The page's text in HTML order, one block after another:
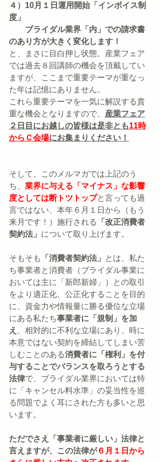
４）10月１日運用開始「インボイス制
度」
ブライダル業界「内」での請求書
のあり方が大きく変化します！
と、まさに目白押し状態。産業フェア
では過去８回講師の機会を頂戴してい
ますが、ここまで重要テーマが重なっ
た年は記憶にありません。
これら重要テーマを一気に解説する貴
重な機会となりますので、 産業フェア
２日目にお越しの皆様は是非とも11時
からＣ会場にお集まりください！
そして、このメルマガでは上記のう
ち、 業界に与える「マイナス」な影響
度としては断トツトップと言っても過
言ではない、本年６月１日から（もう
来月です！）施行される
「改正消費者
契約法」 について取り上げます。
そもそも 「消費者契約法」
とは、私た
ち事業者と消費者（ブライダル事業に
おいては主に「新郎新婦」）との取引
をより適正化、公正化することを目的
に、資金力や情報量に勝る優位な立場
にある私たち事業者に「規制」を加
え
、相対的に不利な立場にあり、時に
本意ではない契約を締結してしまい苦
しむことのある消費者に「権利」を付
与することでバランスを取ろうとする
法律で、ブライダル業界においては特
に「キャンセル料水準」の妥当性を巡
る問題でよく耳にされた方も多いと思
います。
ただでさえ「事業者に厳しい」法律と
言えますが、この法律が６月１日から